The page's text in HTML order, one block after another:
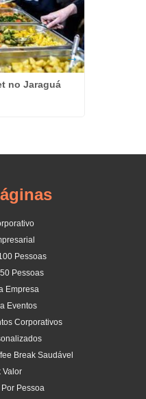
no Jaraguá
Pessoas
Pessoas
Empresa
Eventos
Corporativos
Break Saudável
Valor
Pessoa